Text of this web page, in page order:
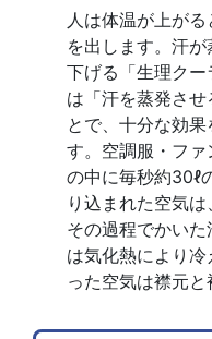
人は体温が上が
を出します。汗
下げる「生理ク
は「汗を蒸発さ
とで、十分な効
す。空調服・フ
の中に毎秒約30ℓ
り込まれた空気は
その過程でかい
は気化熱により
った空気は襟元と